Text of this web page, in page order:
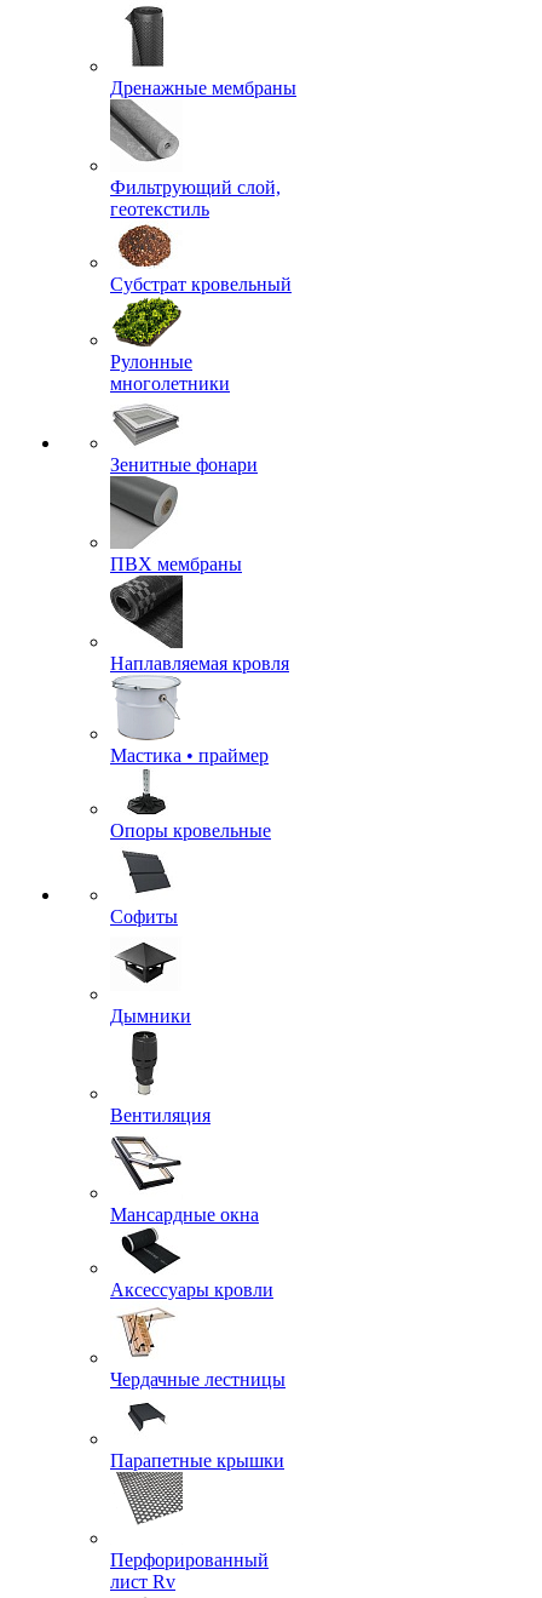
Дренажные мембраны
Фильтрующий слой,
геотекстиль
Субстрат кровельный
Рулонные
многолетники
Зенитные фонари
ПВХ мембраны
Наплавляемая кровля
Мастика • праймер
Опоры кровельные
Софиты
Дымники
Вентиляция
Мансардные окна
Аксессуары кровли
Чердачные лестницы
Парапетные крышки
Перфорированный
лист Rv